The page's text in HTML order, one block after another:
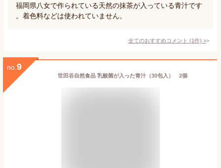
福岡県八女で作られている天然の抹茶が入っている青汁です
。着色料などは使われていません。
全てのおすすめコメント (1件) >
no. 9
世田谷自然食品 乳酸菌が入った青汁（30包入） 2個